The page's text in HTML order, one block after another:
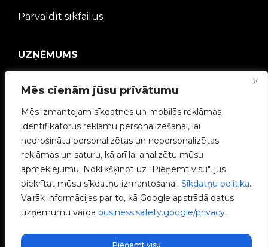
Mēs cienām jūsu privātumu
Mēs izmantojam sīkdatnes un mobilās reklāmas
identifikatorus reklāmu personalizēšanai, lai
nodrošinātu personalizētas un nepersonalizētas
reklāmas un saturu, kā arī lai analizētu mūsu
apmeklējumu. Noklikšķinot uz "Pieņemt visu", jūs
piekrītat mūsu sīkdatņu izmantošanai. Sīkdatņu politika.
Vairāk informācijas par to, kā Google apstrādā datus
uzņēmumu vārdā business.safety.google/privacy.
Pieņemt visu
Pārvaldīt sīkfailus
UZŅĒMUMS
V2C kopiena
Strādā ar mums
e-Chargers
V2C Power
V2C Cloud